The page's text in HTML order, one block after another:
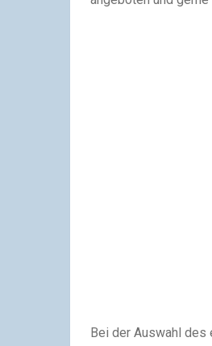
Bei der Auswahl des